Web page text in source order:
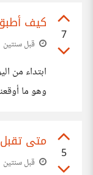
7
كيف
قبل سنتين
ابتداء من
5
متى
قبل سنتين